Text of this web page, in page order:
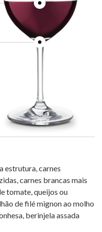
estrutura, carnes
carnes brancas mais
tomate, queijos ou
de filé mignon ao molho
berinjela assada